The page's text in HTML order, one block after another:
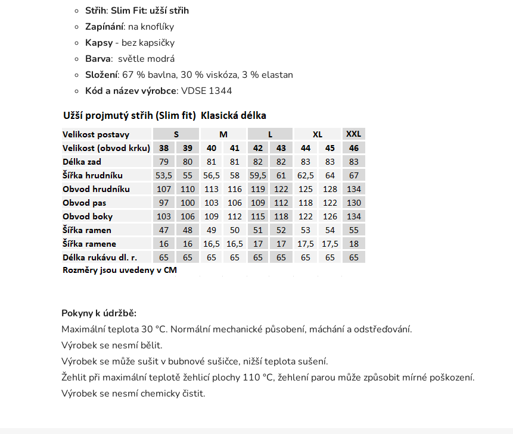
Střih: Slim Fit: užší střih
Zapínání: na knoflíky
Kapsy - bez kapsičky
Barva: světle modrá
Složení: 67 % bavlna, 30 % viskóza, 3 % elastan
Kód a název výrobce: VDSE 1344
Pokyny k údržbě:
Maximální teplota 30 °C. Normální mechanické působení, máchání a odstřeďování.
Výrobek se nesmí bělit.
Výrobek se může sušit v bubnové sušičce, nižší teplota sušení.
Žehlit při maximální teplotě žehlicí plochy 110 °C, žehlení parou může způsobit mírné poškození.
Výrobek se nesmí chemicky čistit.